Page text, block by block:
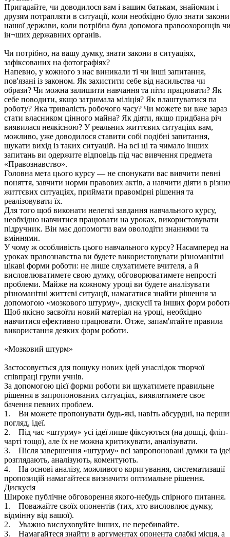
Пригадайте, чи доводилося вам і вашим батькам, знайомим і
друзям потрапляти в ситуації, коли необхідно було знати закони
нашої держави, коли потрібна була допомога правоохоронців
ін¬ших державних органів.
Чи потрібно, на вашу думку, знати закони в ситуаціях,
зафіксованих на фотографіях?
Напевно, у кожного з нас виникали ті чи інші запитання,
пов'язані із законом. Як захистити себе від насильства чи
образи? Чи можна залишити навчання та піти працювати? Як
себе поводити, якщо затримала міліція? Як влаштуватися па
роботу? Яка тривалість робочого часу? Чи можете ви вже зараз
стати власником цінного майна? Як діяти, якщо придбана річ
виявилася неякісною? У реальних життєвих ситуаціях вам,
можливо, уже доводилося ставити собі подібні запитання,
шукати вихід із таких ситуацій. На всі ці та чимало інших
запитань ви одержите відповідь під час вивчення предмета
«Правознавство».
Головна мета цього курсу — не спонукати вас вивчити певні
поняття, завчити норми правових актів, а навчити діяти в
життєвих ситуаціях, приймати правомірні рішення та
реалізовувати їх.
Для того щоб виконати нелегкі завдання навчального курсу,
необхідно навчитися працювати на уроках, використовувати
підручник. Він має допомогти вам оволодіти знаннями та
вміннями.
У чому ж особливість цього навчального курсу? Насамперед на
уроках правознавства ви будете використовувати різноманітні
цікаві форми роботи: не лише слухатимете вчителя, а й
висловлюватимете свою думку, обговорюватимете непрості
проблеми. Майже на кожному уроці ви будете аналізувати
різноманітні життєві ситуації, намагатися знайти рішення за
допомогою «мозкового штурму», дискусії та інших форм
Щоб якісно засвоїти новий матеріал на уроці, необхідно
навчитися ефективно працювати. Отже, запам'ятайте правила
використання деяких форм роботи.
«Мозковий штурм»
Застосовується для пошуку нових ідей унаслідок творчої
співпраці групи учнів.
За допомогою цієї форми роботи ви шукатимете правильне
рішення в запропонованих ситуаціях, виявлятимете своє
бачення певних проблем.
1. Ви можете пропонувати будь-які, навіть абсурдні, на
погляд, ідеї.
2. Під час «штурму» усі ідеї лише фіксуються (на дошці, фліп-
чарті тощо), але їх не можна критикувати, аналізувати.
3. Після завершення «штурму» всі запропоновані думки та
розглядають, аналізують, коментують.
4. На основі аналізу, можливого коригування, систематизації
пропозицій намагайтеся визначити оптимальне рішення.
Дискусія
Широке публічне обговорення якого-небудь спірного питання.
1. Поважайте своїх опонентів (тих, хто висловлює думку,
відмінну від вашої).
2. Уважно вислуховуйте інших, не перебивайте.
3. Намагайтеся знайти в аргументах опонента слабкі місця, а